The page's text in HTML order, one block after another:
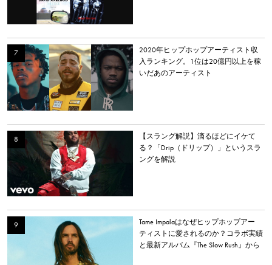
2020年ヒップホップアーティスト収
入ランキング。1位は20億円以上を稼
いだあのアーティスト
【スラング解説】滴るほどにイケて
る？「Drip（ドリップ）」というスラ
ングを解説
Tame Impalaはなぜヒップホップアー
ティストに愛されるのか？コラボ実績
と最新アルバム『The Slow Rush』から